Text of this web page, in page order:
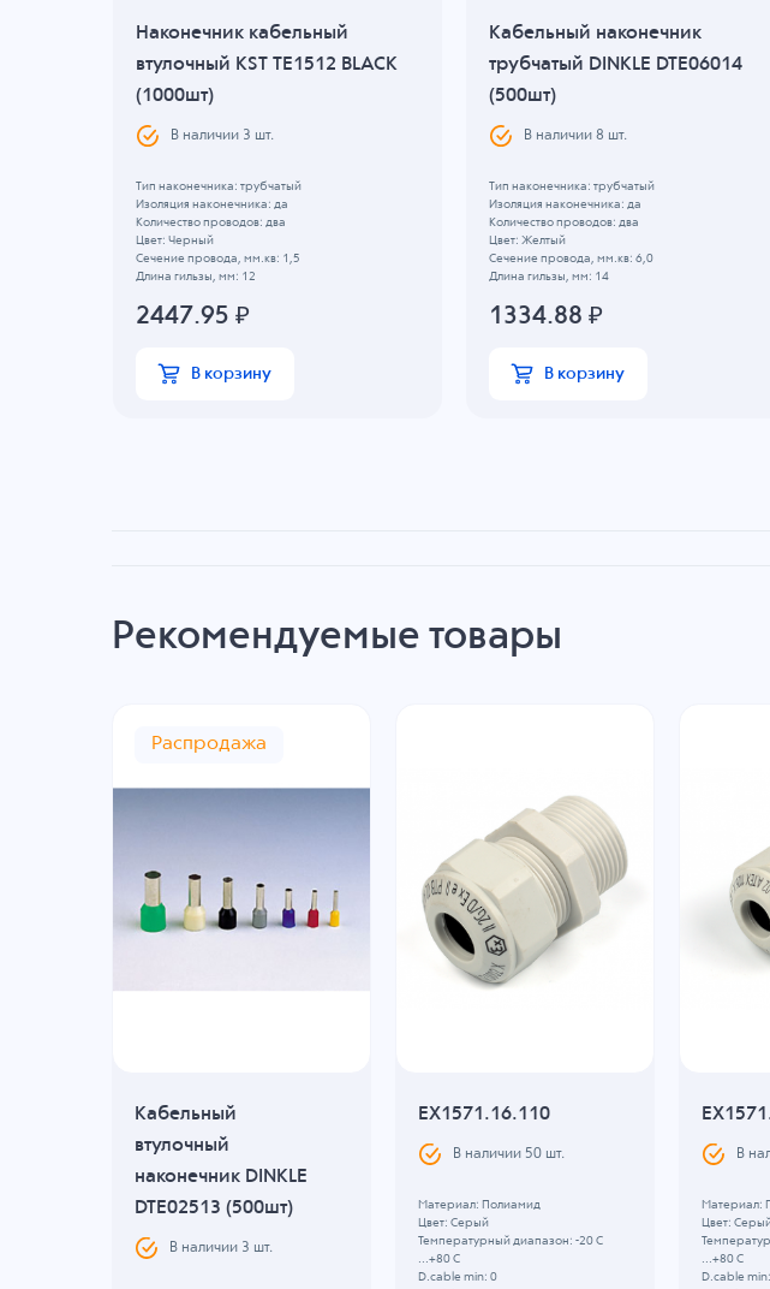
Наконечник кабельный
втулочный KST TE1512 BLACK
(1000шт)
В наличии 3 шт.
Тип наконечника: трубчатый
Изоляция наконечника: да
Количество проводов: два
Цвет: Черный
Сечение провода, мм.кв: 1,5
Длина гильзы, мм: 12
2447.95 ₽
В корзину
Кабельный наконечник
трубчатый DINKLE DTE06014
(500шт)
В наличии 8 шт.
Тип наконечника: трубчатый
Изоляция наконечника: да
Количество проводов: два
Цвет: Желтый
Сечение провода, мм.кв: 6,0
Длина гильзы, мм: 14
1334.88 ₽
В корзину
Рекомендуемые товары
Распродажа
Кабельный
втулочный
наконечник DINKLE
DTE02513 (500шт)
В наличии 3 шт.
EX1571.16.110
В наличии 50 шт.
Материал: Полиамид
Цвет: Серый
Температурный диапазон: -20 C
...+80 C
D.cable min: 0
В
Материал:
Цвет:
...+80 C
D.cable